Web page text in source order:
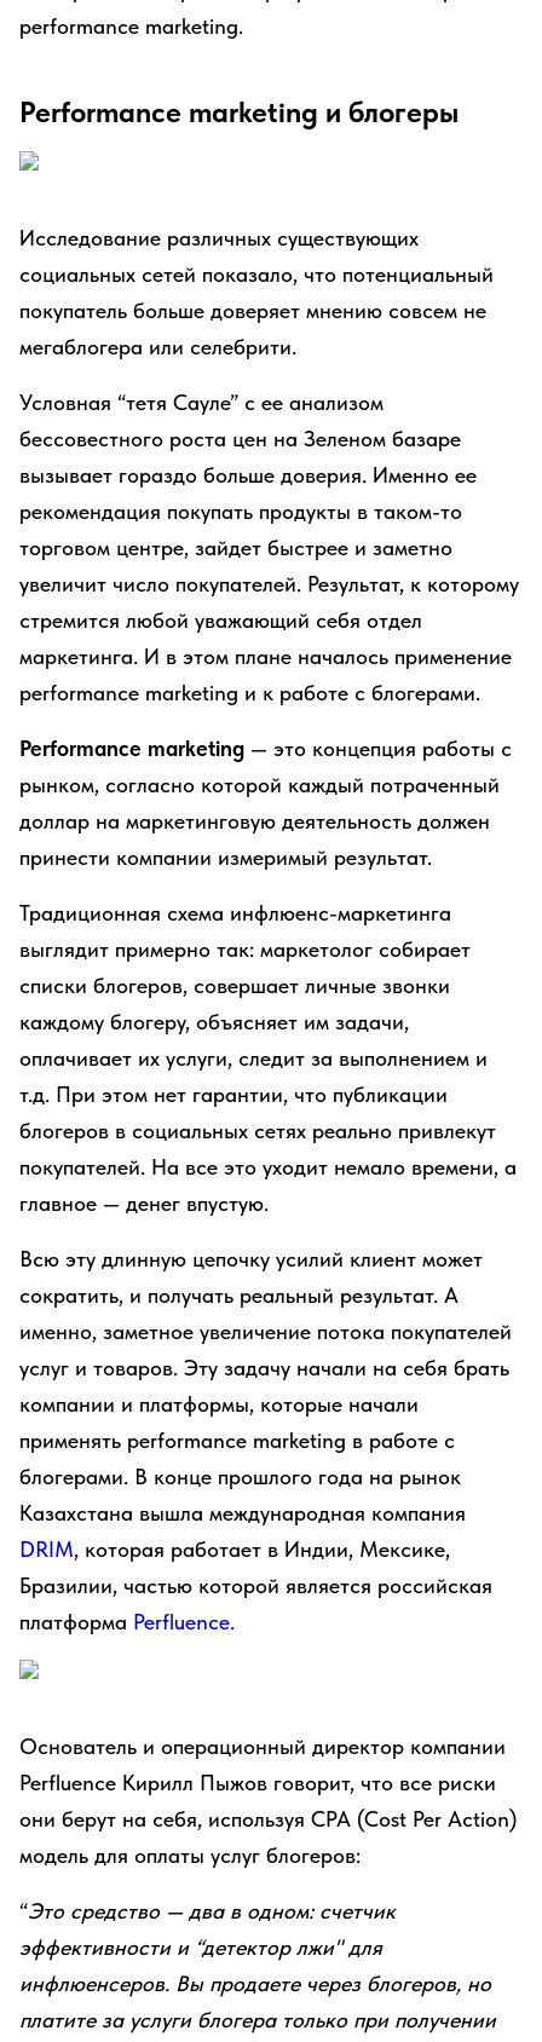
performance marketing.
Performance marketing и блогеры
Исследование различных существующих
социальных сетей показало, что потенциальный
покупатель больше доверяет мнению совсем не
мегаблогера или селебрити.
Условная “тетя Сауле” с ее анализом
бессовестного роста цен на Зеленом базаре
вызывает гораздо больше доверия. Именно ее
рекомендация покупать продукты в таком-то
торговом центре, зайдет быстрее и заметно
увеличит число покупателей. Результат, к которому
стремится любой уважающий себя отдел
маркетинга. И в этом плане началось применение
performance marketing и к работе с блогерами.
Performance marketing — это концепция работы с
рынком, согласно которой каждый потраченный
доллар на маркетинговую деятельность должен
принести компании измеримый результат.
Традиционная схема инфлюенс-маркетинга
выглядит примерно так: маркетолог собирает
списки блогеров, совершает личные звонки
каждому блогеру, объясняет им задачи,
оплачивает их услуги, следит за выполнением и
т.д. При этом нет гарантии, что публикации
блогеров в социальных сетях реально привлекут
покупателей. На все это уходит немало времени, а
главное — денег впустую.
Всю эту длинную цепочку усилий клиент может
сократить, и получать реальный результат. А
именно, заметное увеличение потока покупателей
услуг и товаров. Эту задачу начали на себя брать
компании и платформы, которые начали
применять performance marketing в работе с
блогерами. В конце прошлого года на рынок
Казахстана вышла международная компания
DRIM, которая работает в Индии, Мексике,
Бразилии, частью которой является российская
платформа Perfluence.
Основатель и операционный директор компании
Perfluence Кирилл Пыжов говорит, что все риски
они берут на себя, используя CPA (Cost Per Action)
модель для оплаты услуг блогеров:
“Это средство — два в одном: счетчик
эффективности и “детектор лжи" для
инфлюенсеров. Вы продаете через блогеров, но
платите за услуги блогера только при получении